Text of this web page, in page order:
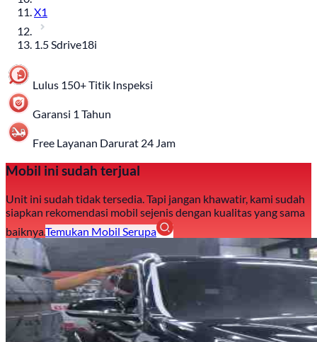
X1
1.5 Sdrive18i
Lulus 150+ Titik Inspeksi
Garansi 1 Tahun
Free Layanan Darurat 24 Jam
Mobil ini sudah terjual
Unit ini sudah tidak tersedia. Tapi jangan khawatir, kami sudah
siapkan rekomendasi mobil sejenis dengan kualitas yang sama
baiknya.Temukan Mobil Serupa